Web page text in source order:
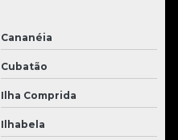
Cananéia
Cubatão
Ilha Comprida
Ilhabela